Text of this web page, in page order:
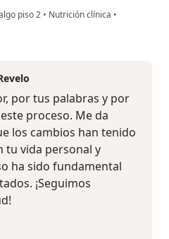
piso 2 • Nutrición clínica •
por tus palabras y por
proceso. Me da
los cambios han tenido
tu vida personal y
ha sido fundamental
¡Seguimos